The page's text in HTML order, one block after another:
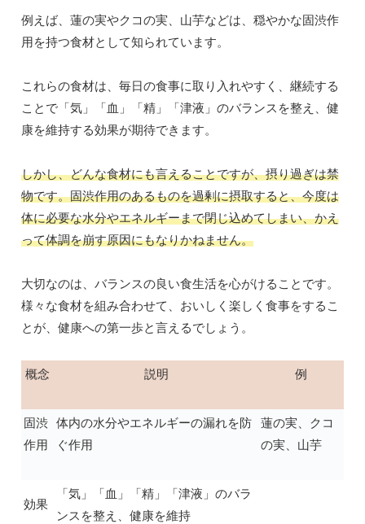
例えば、蓮の実やクコの実、山芋などは、穏やかな固渋作
用を持つ食材として知られています。
これらの食材は、毎日の食事に取り入れやすく、継続する
ことで「気」「血」「精」「津液」のバランスを整え、健
康を維持する効果が期待できます。
しかし、どんな食材にも言えることですが、摂り過ぎは禁
物です。固渋作用のあるものを過剰に摂取すると、今度は
体に必要な水分やエネルギーまで閉じ込めてしまい、かえ
って体調を崩す原因にもなりかねません。
大切なのは、バランスの良い食生活を心がけることです。
様々な食材を組み合わせて、おいしく楽しく食事をするこ
とが、健康への第一歩と言えるでしょう。
概念 説明 例
固渋
作用
体内の水分やエネルギーの漏れを防
ぐ作用
蓮の実、クコ
の実、山芋
効果
「気」「血」「精」「津液」のバラ
ンスを整え、健康を維持